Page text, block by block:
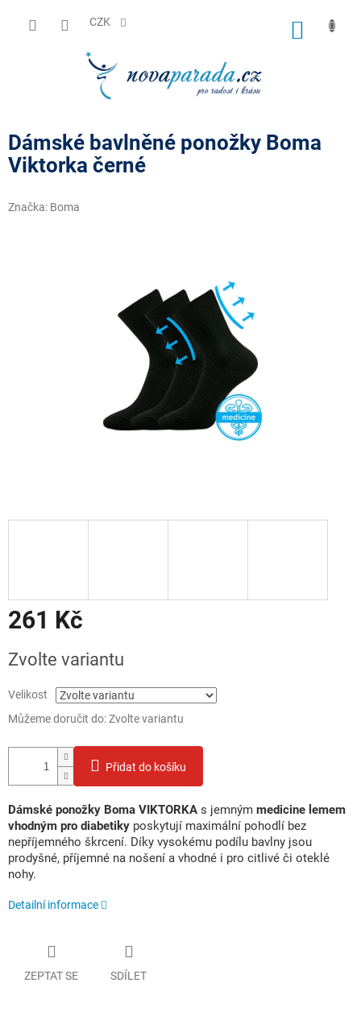
CZK
Dámské bavlněné ponožky Boma
Viktorka černé
Značka: Boma
261 Kč
cena:
Zvolte variantu
Velikost
Můžeme doručit do:Zvolte variantu
Přidat do košíku
Dámské ponožky Boma VIKTORKA s jemným medicine lemem
vhodným pro diabetiky poskytují maximální pohodlí bez
nepříjemného škrcení. Díky vysokému podílu bavlny jsou
prodyšné, příjemné na nošení a vhodné i pro citlivé či oteklé
nohy.
Detailní informace
ZEPTAT SE SDÍLET